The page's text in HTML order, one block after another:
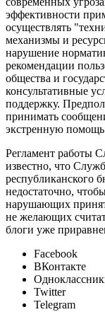
эффективности
осуществлять
механизмы и
нарушение
рекомендации
общества и
консультативные
поддержку.
принимать
экстренную
Регламент работы
известно, что
республиканского
недостаточно,
нарушающих
не желающих
блоги уже
Facebook
ВКонтакте
Twitter
Telegram